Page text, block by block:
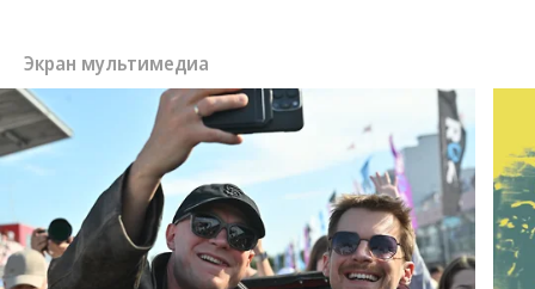
Экран мультимедиа